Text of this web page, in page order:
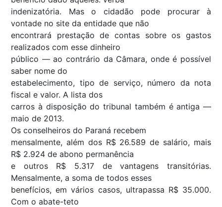
indenizatória. Mas o cidadão pode procurar à
vontade no site da entidade que não
encontrará prestação de contas sobre os gastos
realizados com esse dinheiro
público — ao contrário da Câmara, onde é possível
saber nome do
estabelecimento, tipo de serviço, número da nota
fiscal e valor. A lista dos
carros à disposição do tribunal também é antiga —
maio de 2013.
Os conselheiros do Paraná recebem
mensalmente, além dos R$ 26.589 de salário, mais
R$ 2.924 de abono permanência
e outros R$ 5.317 de vantagens transitórias.
Mensalmente, a soma de todos esses
benefícios, em vários casos, ultrapassa R$ 35.000.
Com o abate-teto